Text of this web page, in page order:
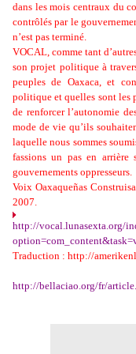
dans les mois centraux du
contrôlés par le
n’est pas terminé.
VOCAL, comme tant
son projet politique à
peuples de Oaxaca, et
politique et quelles sont les
de renforcer l’autonomie
mode de vie qu’ils
laquelle nous sommes
fassions un pas en
gouvernements oppresseurs.
Voix Oaxaqueñas
2007.
http://vocal.lunasexta.org/
Traduction : http://
http://bellaciao.org/fr/